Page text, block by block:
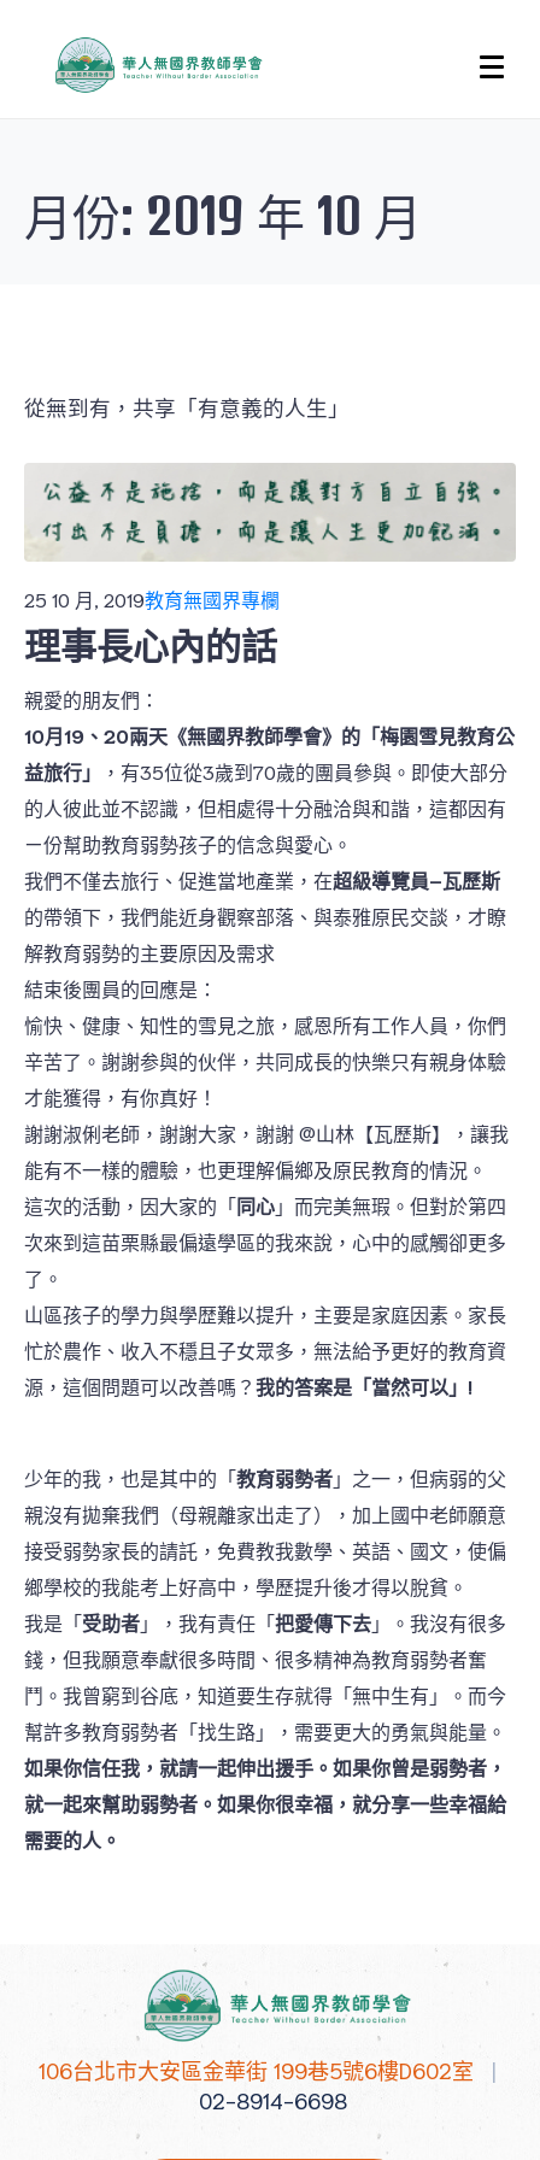
月份: 2019 年 10 月
從無到有，共享「有意義的人生」
25 10 月, 2019教育無國界專欄
理事長心內的話
親愛的朋友們：
10月19、20兩天《無國界教師學會》的「梅園雪見教育公
益旅行」
，有35位從3歲到70歲的團員參與。即使大部分
的人彼此並不認識，但相處得十分融洽與和諧，這都因有
ㄧ份幫助教育弱勢孩子的信念與愛心。
我們不僅去旅行、促進當地產業，在超級導覽員–瓦歷斯
的帶領下，我們能近身觀察部落、與泰雅原民交談，才瞭
解教育弱勢的主要原因及需求
結束後團員的回應是：
愉快、健康、知性的雪見之旅，感恩所有工作人員，你們
辛苦了。謝謝参與的伙伴，共同成長的快樂只有親身体驗
才能獲得，有你真好！
謝謝淑俐老師，謝謝大家，謝謝 @山林【瓦歷斯】，讓我
能有不一樣的體驗，也更理解偏鄉及原民教育的情況。
這次的活動，因大家的「同心」而完美無瑕。但對於第四
次來到這苗栗縣最偏遠學區的我來說，心中的感觸卻更多
了。
山區孩子的學力與學歴難以提升，主要是家庭因素。家長
忙於農作、收入不穩且子女眾多，無法給予更好的教育資
源，這個問題可以改善嗎？我的答案是「當然可以」!
少年的我，也是其中的「教育弱勢者」之一，但病弱的父
親沒有拋棄我們（母親離家出走了），加上國中老師願意
接受弱勢家長的請託，免費教我數學、英語、國文，使偏
鄉學校的我能考上好高中，學歷提升後才得以脫貧。
我是「受助者」，我有責任「把愛傳下去」。我沒有很多
錢，但我願意奉獻很多時間、很多精神為教育弱勢者奮
鬥。我曾窮到谷底，知道要生存就得「無中生有」。而今
幫許多教育弱勢者「找生路」，需要更大的勇氣與能量。
如果你信任我，就請一起伸出援手。如果你曾是弱勢者，
就一起來幫助弱勢者。如果你很幸福，就分享一些幸福給
需要的人。
106台北市大安區金華街 199巷5號6樓D602室 |
02-8914-6698